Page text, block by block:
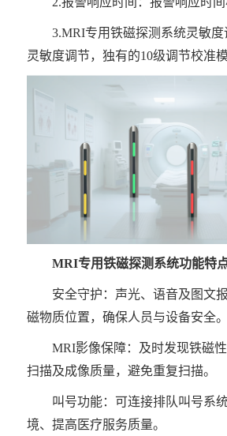
3.MRI专用铁磁探测系统灵敏度
灵敏度调节，独有的10级调节校准模
MRI专用铁磁探测系统功能特点
安全守护：声光、语音及图文
磁物质位置，确保人员与设备安全。
MRI影像保障：及时发现铁磁
扫描及成像质量，避免重复扫描。
叫号功能：可连接排队叫号系
境、提高医疗服务质量。